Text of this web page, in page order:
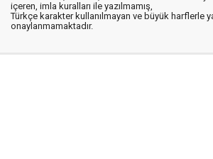
içeren, imla kuralları ile yazılmamış,
Türkçe karakter kullanılmayan ve büyük harflerle
onaylanmamaktadır.